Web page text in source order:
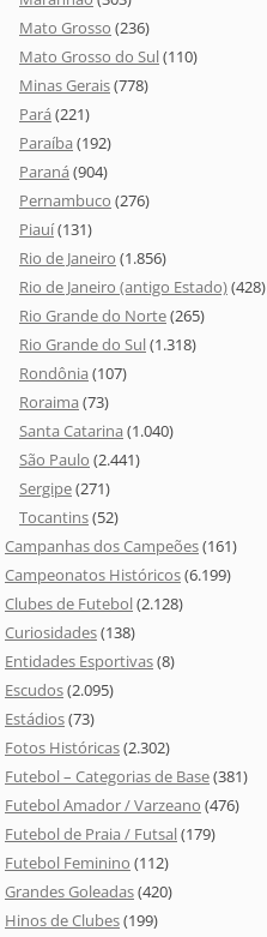
Mato Grosso (236)
Mato Grosso do Sul(110)
Minas Gerais(778)
Pará (221)
Paraíba (192)
Paraná (904)
Pernambuco (276)
Piauí(131)
Rio de Janeiro (1.856)
Rio de Janeiro (antigo Estado)(428)
Rio Grande do Norte(265)
Rio Grande do Sul(1.318)
Rondônia (107)
Roraima (73)
Santa Catarina (1.040)
São Paulo (2.441)
Sergipe(271)
Tocantins(52)
Campanhas dos Campeões(161)
Campeonatos Históricos(6.199)
Clubes de Futebol(2.128)
Curiosidades(138)
Entidades Esportivas(8)
Escudos(2.095)
Estádios(73)
Fotos Históricas(2.302)
Futebol – Categorias de Base(381)
Futebol Amador / Varzeano (476)
Futebol de Praia / Futsal(179)
Futebol Feminino (112)
Grandes Goleadas(420)
Hinos de Clubes(199)